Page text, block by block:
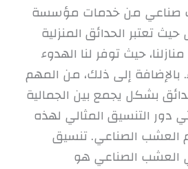
صناعي من خدمات مؤسسة
حيث تعتبر الحدائق المنزلية
حيث توفر لنا الهدوء
بالإضافة إلى ذلك، من المهم
بشكل يجمع بين الجمالية
دور التنسيق المثالي لهذه
العشب الصناعي. تنسيق
الصناعي هو